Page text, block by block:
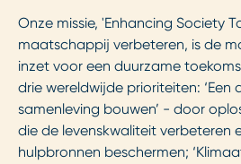
Onze missie, 'Enhancing Society
maatschappij verbeteren, is de
inzet voor een duurzame
drie wereldwijde prioriteiten: ‘Een
samenleving bouwen’ - door
die de levenskwaliteit verbeteren
hulpbronnen beschermen;